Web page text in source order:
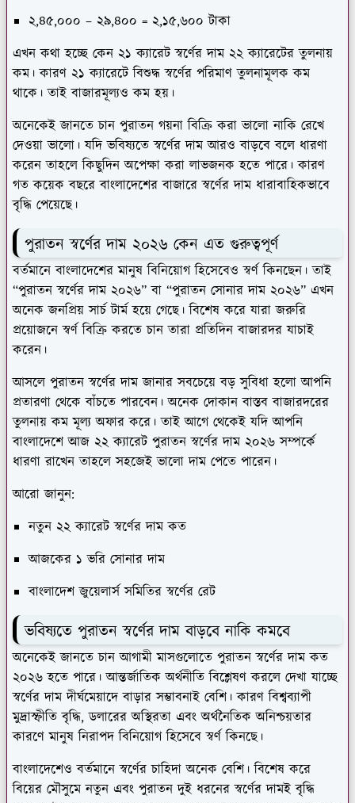
২,৪৫,০০০ – ২৯,৪০০ = ২,১৫,৬০০ টাকা
এখন কথা হচ্ছে কেন ২১ ক্যারেট স্বর্ণের দাম ২২ ক্যারেটের তুলনায়
কম। কারণ ২১ ক্যারেটে বিশুদ্ধ স্বর্ণের পরিমাণ তুলনামূলক কম
থাকে। তাই বাজারমূল্যও কম হয়।
অনেকেই জানতে চান পুরাতন গয়না বিক্রি করা ভালো নাকি রেখে
দেওয়া ভালো। যদি ভবিষ্যতে স্বর্ণের দাম আরও বাড়বে বলে ধারণা
করেন তাহলে কিছুদিন অপেক্ষা করা লাভজনক হতে পারে। কারণ
গত কয়েক বছরে বাংলাদেশের বাজারে স্বর্ণের দাম ধারাবাহিকভাবে
বৃদ্ধি পেয়েছে।
পুরাতন স্বর্ণের দাম ২০২৬ কেন এত গুরুত্বপূর্ণ
বর্তমানে বাংলাদেশের মানুষ বিনিয়োগ হিসেবেও স্বর্ণ কিনছেন। তাই
“পুরাতন স্বর্ণের দাম ২০২৬” বা “পুরাতন সোনার দাম ২০২৬” এখন
অনেক জনপ্রিয় সার্চ টার্ম হয়ে গেছে। বিশেষ করে যারা জরুরি
প্রয়োজনে স্বর্ণ বিক্রি করতে চান তারা প্রতিদিন বাজারদর যাচাই
করেন।
আসলে পুরাতন স্বর্ণের দাম জানার সবচেয়ে বড় সুবিধা হলো আপনি
প্রতারণা থেকে বাঁচতে পারবেন। অনেক দোকান বাস্তব বাজারদরের
তুলনায় কম মূল্য অফার করে। তাই আগে থেকেই যদি আপনি
বাংলাদেশে আজ ২২ ক্যারেট পুরাতন স্বর্ণের দাম ২০২৬ সম্পর্কে
ধারণা রাখেন তাহলে সহজেই ভালো দাম পেতে পারেন।
আরো জানুন:
নতুন ২২ ক্যারেট স্বর্ণের দাম কত
আজকের ১ ভরি সোনার দাম
বাংলাদেশ জুয়েলার্স সমিতির স্বর্ণের রেট
ভবিষ্যতে পুরাতন স্বর্ণের দাম বাড়বে নাকি কমবে
অনেকেই জানতে চান আগামী মাসগুলোতে পুরাতন স্বর্ণের দাম কত
২০২৬ হতে পারে। আন্তর্জাতিক অর্থনীতি বিশ্লেষণ করলে দেখা যাচ্ছে
স্বর্ণের দাম দীর্ঘমেয়াদে বাড়ার সম্ভাবনাই বেশি। কারণ বিশ্বব্যাপী
মুদ্রাস্ফীতি বৃদ্ধি, ডলারের অস্থিরতা এবং অর্থনৈতিক অনিশ্চয়তার
কারণে মানুষ নিরাপদ বিনিয়োগ হিসেবে স্বর্ণ কিনছে।
বাংলাদেশেও বর্তমানে স্বর্ণের চাহিদা অনেক বেশি। বিশেষ করে
বিয়ের মৌসুমে নতুন এবং পুরাতন দুই ধরনের স্বর্ণের দামই বৃদ্ধি